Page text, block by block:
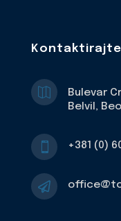

Bulevar
Belvil,
 +381 (0)
